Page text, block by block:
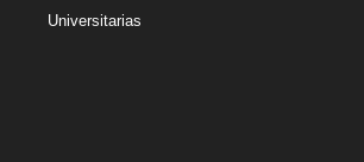
Universitarias